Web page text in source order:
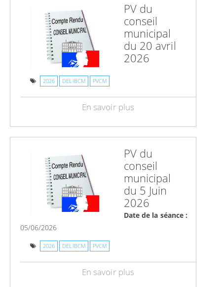
PV du
conseil
municipal
du 20 avril
2026
2026 DELIBCM PVCM
En savoir plus
PV du
conseil
municipal
du 5 Juin
2026
Date de la séance :
05/06/2026
2026 DELIBCM PVCM
En savoir plus